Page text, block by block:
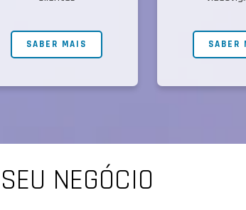
SABER MAIS SABER
NEGÓCIO